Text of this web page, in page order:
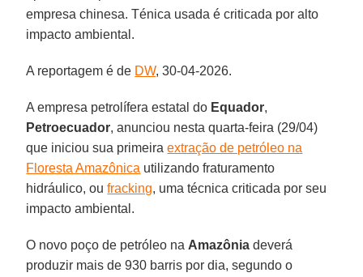
empresa chinesa. Ténica usada é criticada por alto
impacto ambiental.
A reportagem é de DW, 30-04-2026.
A empresa petrolífera estatal do Equador,
Petroecuador, anunciou nesta quarta-feira (29/04)
que iniciou sua primeiraextração de petróleo na
Floresta Amazônica utilizando fraturamento
hidráulico, oufracking, uma técnica criticada por seu
impacto ambiental.
O novo poço de petróleo na Amazônia deverá
produzir mais de 930 barris por dia, segundo o